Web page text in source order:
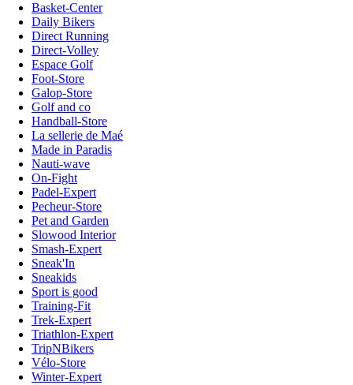
Basket-Center
Daily Bikers
Direct Running
Direct-Volley
Espace Golf
Foot-Store
Galop-Store
Golf and co
Handball-Store
La sellerie de Maé
Made in Paradis
Nauti-wave
On-Fight
Padel-Expert
Pecheur-Store
Pet and Garden
Slowood Interior
Smash-Expert
Sneak'In
Sneakids
Sport is good
Training-Fit
Trek-Expert
Triathlon-Expert
TripNBikers
Vélo-Store
Winter-Expert